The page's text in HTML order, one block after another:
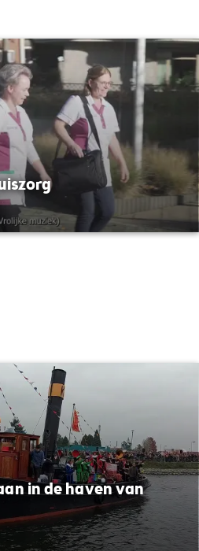
in de haven van